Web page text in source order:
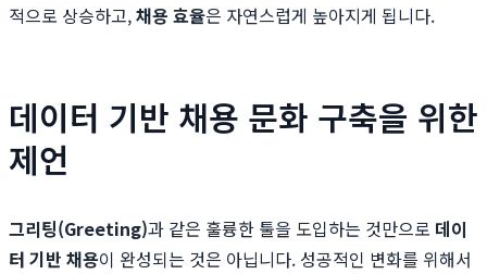
적으로 상승하고,채용 효율은 자연스럽게 높아지게 됩니다.
데이터 기반 채용 문화 구축을 위한
제언
그리팅(Greeting)과 같은 훌륭한 툴을 도입하는 것만으로 데이
터 기반 채용이 완성되는 것은 아닙니다. 성공적인 변화를 위해서